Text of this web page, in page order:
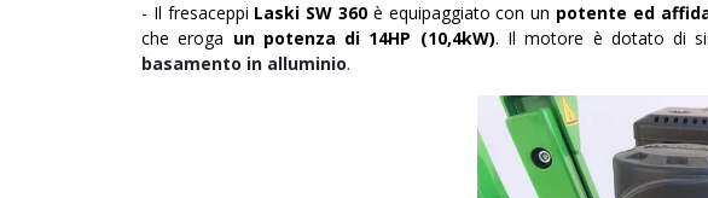
- Il fresaceppi Laski SW 360 è equipaggiato con un potente ed
che eroga un potenza di 14HP (10,4kW). Il motore è dotato di
basamento in alluminio.